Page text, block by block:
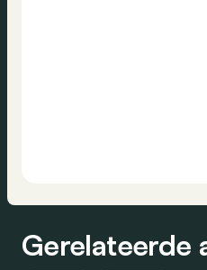
Gerelateerde